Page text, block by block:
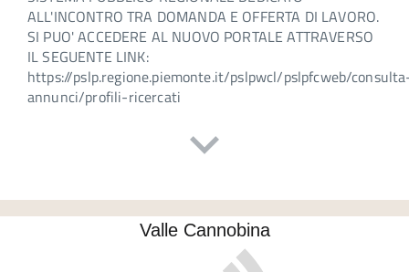
ALL'INCONTRO TRA DOMANDA E OFFERTA DI LAVORO.
SI PUO' ACCEDERE AL NUOVO PORTALE ATTRAVERSO
IL SEGUENTE LINK:
https://pslp.regione.piemonte.it/pslpwcl/pslpfcweb/
annunci/profili-ricercati